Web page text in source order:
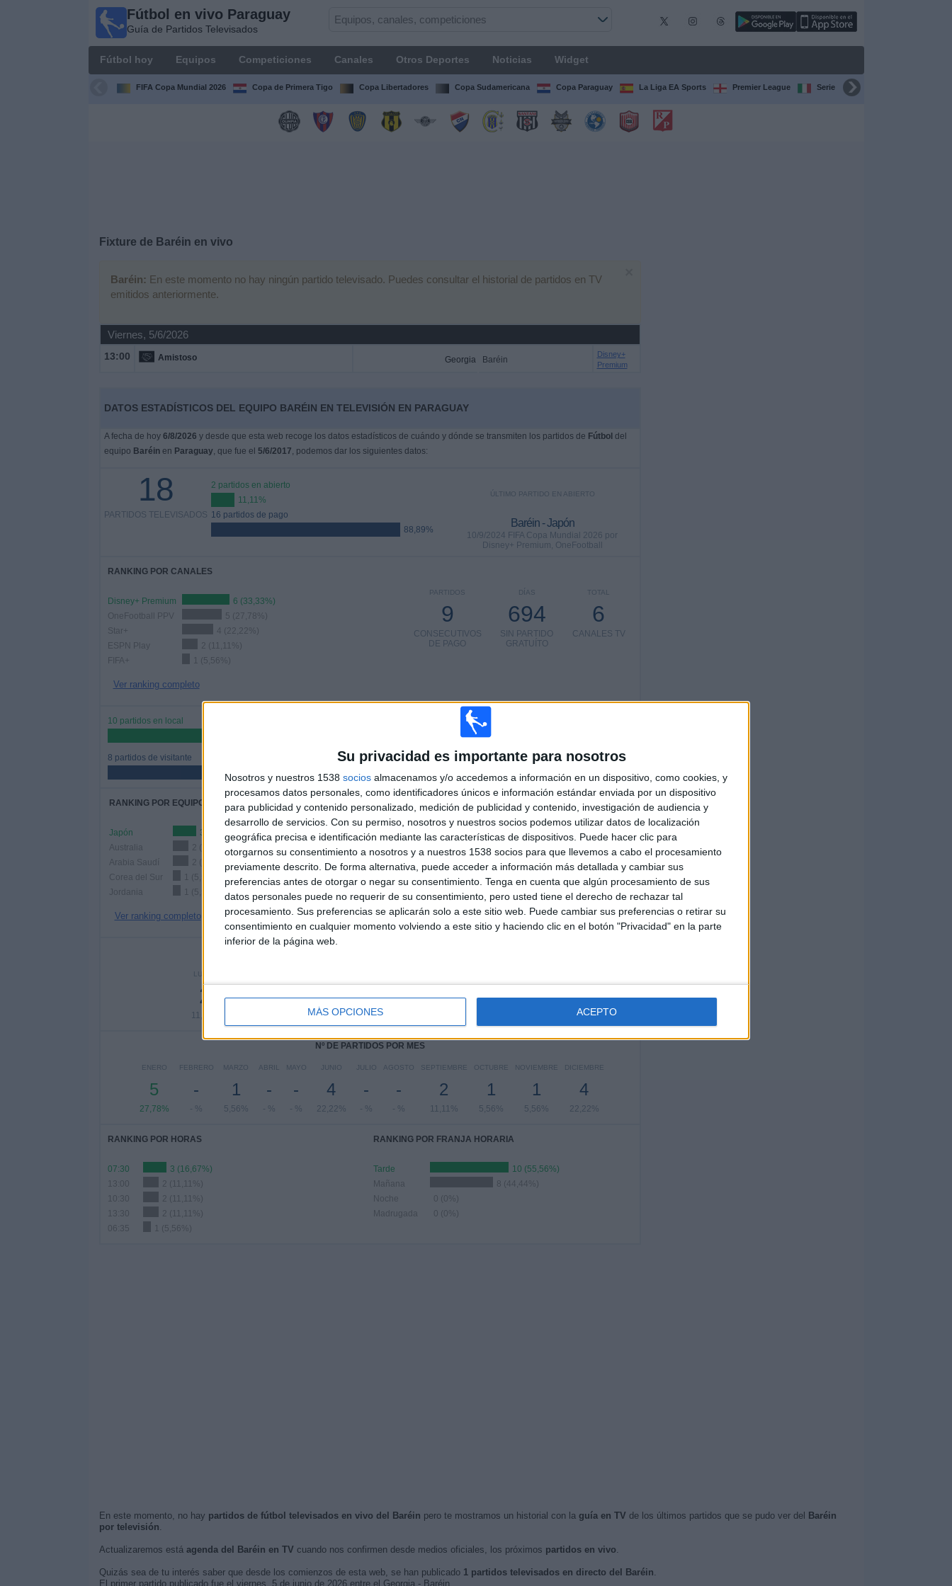
Su privacidad es importante para nosotros
Nosotros y nuestros 1538 socios almacenamos y/o accedemos a información en un dispositivo, como cookies, y
procesamos datos personales, como identificadores únicos e información estándar enviada por un dispositivo
para publicidad y contenido personalizado, medición de publicidad y contenido, investigación de audiencia y
desarrollo de servicios. Con su permiso, nosotros y nuestros socios podemos utilizar datos de localización
geográfica precisa e identificación mediante las características de dispositivos. Puede hacer clic para
otorgarnos su consentimiento a nosotros y a nuestros 1538 socios para que llevemos a cabo el procesamiento
previamente descrito. De forma alternativa, puede acceder a información más detallada y cambiar sus
preferencias antes de otorgar o negar su consentimiento. Tenga en cuenta que algún procesamiento de sus
datos personales puede no requerir de su consentimiento, pero usted tiene el derecho de rechazar tal
procesamiento. Sus preferencias se aplicarán solo a este sitio web. Puede cambiar sus preferencias o retirar su
consentimiento en cualquier momento volviendo a este sitio y haciendo clic en el botón "Privacidad" en la parte
inferior de la página web.
MÁS OPCIONES ACEPTO
Fútbol en vivo Paraguay
Guía de Partidos Televisados
Fútbol hoy Equipos Competiciones Canales Otros Deportes Noticias Widget
FIFA Copa Mundial 2026 Copa de Primera Tigo Copa Libertadores Copa Sudamericana Copa Paraguay La Liga EA Sports Premier League Serie A Italiana
Fixture de Baréin en vivo
Baréin: En este momento no hay ningún partido televisado. Puedes consultar el historial de partidos en TV
emitidos anteriormente.
Viernes, 5/6/2026
13:00 Amistoso Georgia Baréin
Disney+
Premium
DATOS ESTADÍSTICOS DEL EQUIPO BARÉIN EN TELEVISIÓN EN PARAGUAY
A fecha de hoy 6/8/2026 y desde que esta web recoge los datos estadísticos de cuándo y dónde se transmiten los partidos de Fútbol del
equipo Baréinen Paraguay, que fue el 5/6/2017, podemos dar los siguientes datos:
18
PARTIDOS TELEVISADOS
2 partidos en abierto
11,11%
16 partidos de pago
88,89%
ÚLTIMO PARTIDO EN ABIERTO
Baréin - Japón
10/9/2024 FIFA Copa Mundial 2026 por
Disney+ Premium, OneFootball
RANKING POR CANALES
Disney+ Premium
6 (33,33%)
OneFootball PPV
5 (27,78%)
Star+
4 (22,22%)
ESPN Play
2 (11,11%)
FIFA+
1 (5,56%)
Ver ranking completo
TOTAL
6
CANALES TV
DÍAS
694
SIN PARTIDO
GRATUÍTO
PARTIDOS
9
CONSECUTIVOS
DE PAGO
10 partidos en local
8 partidos de visitante
44,44%
14
3
TOTAL
5
RANKING POR EQUIPOS
Japón
3 (16,67%)
Australia
2 (11,11%)
Arabia Saudí
2 (11,11%)
Corea del Sur
1 (5,56%)
Jordania
1 (5,56%)
Ver ranking completo
RANKING POR COMPETICIONES
FIFA Copa Mundial 2026
6 (33,33%)
5 (27,78%)
AFC Copa Asia
4 (22,22%)
2 (11,11%)
Amistoso
1 (5,56%)
Ver ranking completo
LUNES
2
11,11%
5 2
11,11%
3
16,67%
2 2 2
Nº DE PARTIDOS POR MES
ENERO
5
27,78%
FEBRERO
-
- %
MARZO
1
5,56%
ABRIL
-
- %
MAYO
-
- %
JUNIO
4
22,22%
JULIO
-
- %
AGOSTO
-
- %
SEPTIEMBRE
2
11,11%
OCTUBRE
1
5,56%
NOVIEMBRE
1
5,56%
DICIEMBRE
4
22,22%
RANKING POR HORAS
07:30
3 (16,67%)
13:00
2 (11,11%)
10:30
2 (11,11%)
13:30
2 (11,11%)
06:35
1 (5,56%)
RANKING POR FRANJA HORARIA
Tarde
10 (55,56%)
Mañana
8 (44,44%)
Noche
0 (0%)
Madrugada
0 (0%)
En este momento, no hay partidos de fútbol televisados en vivo del Baréin pero te mostramos un historial con la guía en TV de los últimos partidos que se pudo ver del
Baréin
por televisión.
Actualizaremos está agenda del Baréin en TV cuando nos confirmen desde medios oficiales, los próximos partidos en vivo.
Quizás sea de tu interés saber que desde los comienzos de esta web, se han publicado 1 partidos televisados en directo del Baréin.
El primer partido publicado fue el viernes, 5 de junio de 2026 entre el Georgia - Baréin.
Paraguay